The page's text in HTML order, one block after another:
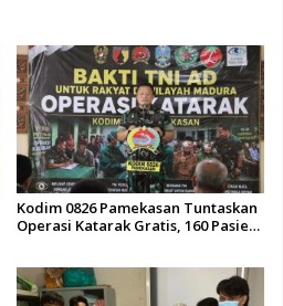
Kodim 0826 Pamekasan Tuntaskan
Operasi Katarak Gratis, 160 Pasien